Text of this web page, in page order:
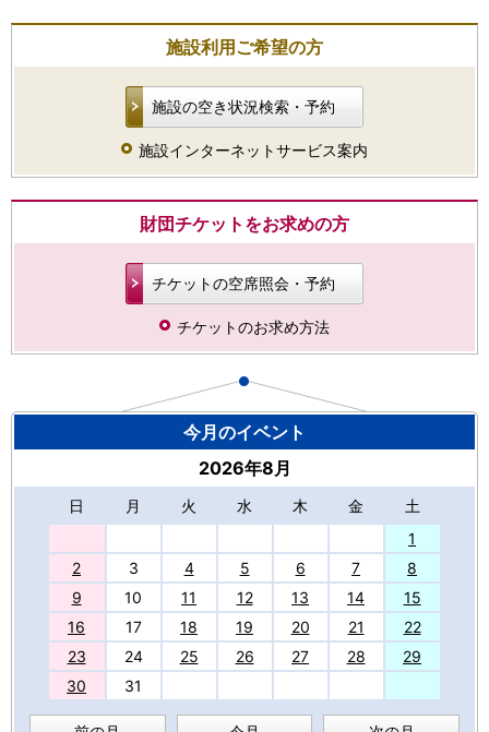
施設利用ご希望の方
施設の空き状況検索・予約
施設インターネットサービス案内
財団チケットをお求めの方
チケットの空席照会・予約
チケットのお求め方法
今月のイベント
2026年8月
日 月 火 水 木 金
土
1
2
3 4 5 6 7
8
9
10 11 12 13 14
15
16
17 18 19 20 21
22
23
24 25 26 27 28
29
30
31